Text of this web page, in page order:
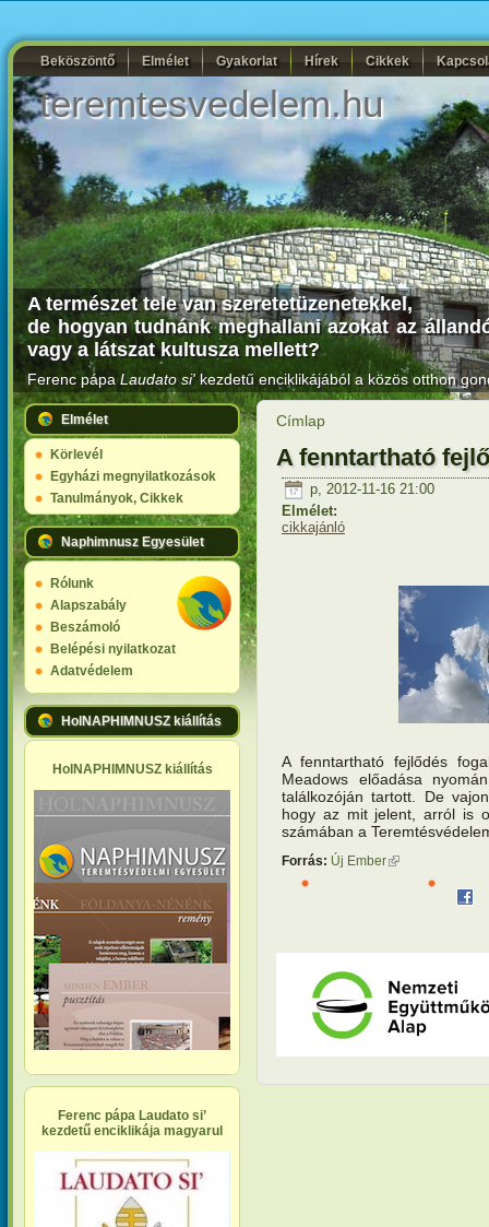
Beköszöntő Elmélet Gyakorlat Hírek Cikkek
teremtesvedelem.hu
A természet tele van szeretetüzenetekkel,
de hogyan tudnánk meghallani azokat az
vagy a látszat kultusza mellett?
Ferenc pápaLaudato si'kezdetű enciklikájából a közös otthon
Elmélet
Körlevél
Egyházi megnyilatkozások
Tanulmányok, Cikkek
Naphimnusz Egyesület
Rólunk
Alapszabály
Beszámoló
Belépési nyilatkozat
Adatvédelem
HolNAPHIMNUSZ kiállítás
HolNAPHIMNUSZ kiállítás
Ferenc pápa Laudato si’
kezdetű enciklikája magyarul
Címlap
A fenntartható
p, 2012-11-16 21:00
Elmélet:
cikkajánló
A fenntartható fejlődés
Meadows előadása
találkozóján tartott. De
hogy az mit jelent, arról is
számában a
Forrás: Új Ember(külső